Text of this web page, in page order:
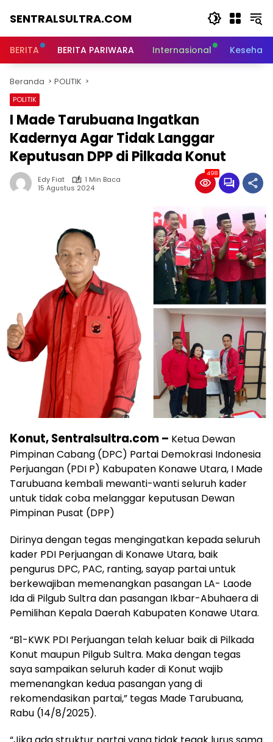
SENTRALSULTRA.COM
BERITA BERITA PARIWARA Internasional
Beranda POLITIK
POLITIK
I Made Tarubuana Ingatkan
Kadernya Agar Tidak Langgar
Keputusan DPP di Pilkada Konut
Edy Fiat
1 Min Baca
15 Agustus 2024
498
Konut, Sentralsultra.com – Ketua Dewan
Pimpinan Cabang (DPC) Partai Demokrasi Indonesia
Perjuangan (PDI P) Kabupaten Konawe Utara, I Made
Tarubuana kembali mewanti-wanti seluruh kader
untuk tidak coba melanggar keputusan Dewan
Pimpinan Pusat (DPP)
Dirinya dengan tegas mengingatkan kepada seluruh
kader PDI Perjuangan di Konawe Utara, baik
pengurus DPC, PAC, ranting, sayap partai untuk
berkewajiban memenangkan pasangan LA- Laode
Ida di Pilgub Sultra dan pasangan Ikbar-Abuhaera di
Pemilihan Kepala Daerah Kabupaten Konawe Utara.
“B1-KWK PDI Perjuangan telah keluar baik di Pilkada
Konut maupun Pilgub Sultra. Maka dengan tegas
saya sampaikan seluruh kader di Konut wajib
memenangkan kedua pasangan yang di
rekomendasikan partai,” tegas Made Tarubuana,
Rabu (14/8/2025).